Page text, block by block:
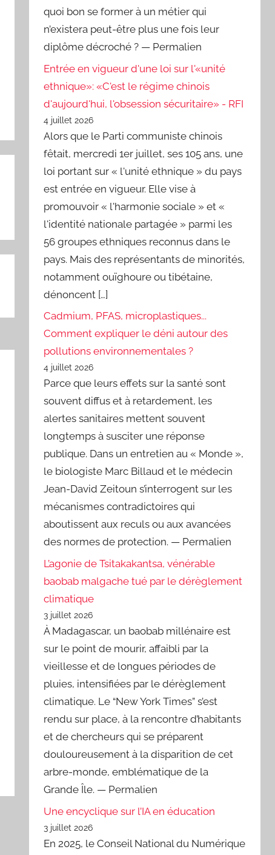
quoi bon se former à un métier qui
n’existera peut-être plus une fois leur
diplôme décroché ? — Permalien
Entrée en vigueur d'une loi sur l'«unité
ethnique»: «C'est le régime chinois
d'aujourd'hui, l'obsession sécuritaire» - RFI
4 juillet 2026
Alors que le Parti communiste chinois
fêtait, mercredi 1er juillet, ses 105 ans, une
loi portant sur « l'unité ethnique » du pays
est entrée en vigueur. Elle vise à
promouvoir « l'harmonie sociale » et «
l'identité nationale partagée » parmi les
56 groupes ethniques reconnus dans le
pays. Mais des représentants de minorités,
notamment ouïghoure ou tibétaine,
dénoncent […]
Cadmium, PFAS, microplastiques...
Comment expliquer le déni autour des
pollutions environnementales ?
4 juillet 2026
Parce que leurs effets sur la santé sont
souvent diffus et à retardement, les
alertes sanitaires mettent souvent
longtemps à susciter une réponse
publique. Dans un entretien au « Monde »,
le biologiste Marc Billaud et le médecin
Jean-David Zeitoun s’interrogent sur les
mécanismes contradictoires qui
aboutissent aux reculs ou aux avancées
des normes de protection. — Permalien
L’agonie de Tsitakakantsa, vénérable
baobab malgache tué par le dérèglement
climatique
3 juillet 2026
À Madagascar, un baobab millénaire est
sur le point de mourir, affaibli par la
vieillesse et de longues périodes de
pluies, intensifiées par le dérèglement
climatique. Le “New York Times” s’est
rendu sur place, à la rencontre d’habitants
et de chercheurs qui se préparent
douloureusement à la disparition de cet
arbre-monde, emblématique de la
Grande Île. — Permalien
Une encyclique sur l’IA en éducation
3 juillet 2026
En 2025, le Conseil National du Numérique